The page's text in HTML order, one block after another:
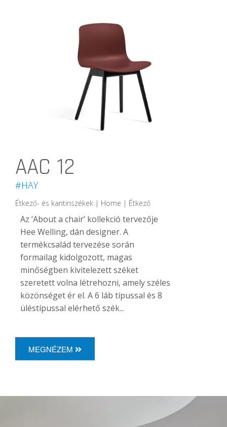
AAC 12
#HAY
Étkező- és kantinszékek | Home | Étkező
Az ‘About a chair’ kollekció tervezője
Hee Welling, dán designer. A
termékcsalád tervezése során
formailag kidolgozott, magas
minőségben kivitelezett széket
szeretett volna létrehozni, amely széles
közönséget ér el. A 6 láb típussal és 8
üléstípussal elérhető szék...
MEGNÉZEM